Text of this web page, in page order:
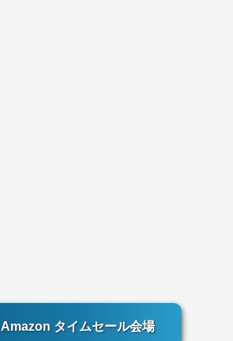
Amazon タイムセール会場